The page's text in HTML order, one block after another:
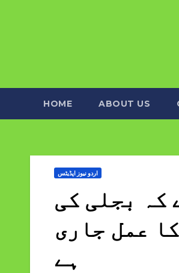
HOME ABOUT US
اردو نیوز اپڈیٹس
کہ بجلی کی
عمل جاری
ہے